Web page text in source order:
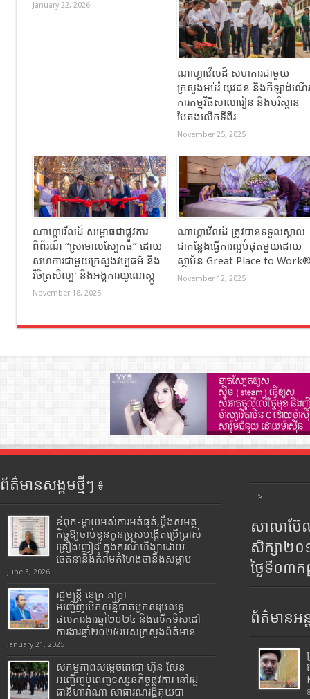
January 22, 2026
ណាហ្គាវើលដ៍ សហការជាមួយ
ក្រសួងអប់រំ យុវជន និងកីឡាដំណើរ
ការកម្មវិធីសាលារៀន និងបរិស្ថាន
បៃតងលើកទីពីរ
November 25, 2025
ណាហ្គាវើលដ៍ សម្ពោធជាផ្លូវការ
ពិព័រណ៍ “ស្រមោលស្បែកធំ” ដោយ
សហការជាមួយក្រសួងវប្បធម៌ និង
វិចិត្រសិល្បៈ និងអង្គការយូណេស្កូ
November 18, 2025
ណាហ្គាវើលដ៍ ត្រូវបានទទួលស្គាល់
ជាកន្លែងធ្វើការល្អបំផុតមួយដោយ
ស្ថាប័ន Great Place to
November 12, 2025
ព័ត៌មានសង្គមថ្មីៗ ៖
ឪពុក-ម្ដាយអស់ការអត់ធ្មត់,ប្ដឹងសមត្ថ
កិច្ចឱ្យចាប់ខ្លួនកូនប្រុសបង្កើតប្រើប្រាស់
គ្រឿងញៀន ក្នុងករណីហិង្សាដោយ
ចេតនានិងគំរាមកំហែងថានឹងសម្លាប់
June 3, 2026
រដ្ឋមន្រ្តី​ នេត្រ​ ភក្ត្រា​
អញ្ជើញបើកសន្និបាតបូកសរុបលទ្ធ
ផលការងារឆ្នាំ២០២៤ និងលើកទិសដៅ
ការងារឆ្នាំ២០២៥របស់​ក្រសួង​ព័ត៌មាន​
January 21, 2025
សកម្មភាពសម្តេចតេជោ ហ៊ុន សែន
អញ្ជើញបំពេញទស្សនកិច្ចផ្លូវការ នៅរដ្ឋ
ធានីហាវ៉ាណា សាធារណរដ្ឋគុយបា
>
សាលាប៊ែ
សិក្សា២
ថ្ងៃទី០៣
ព័ត៌មានអន្